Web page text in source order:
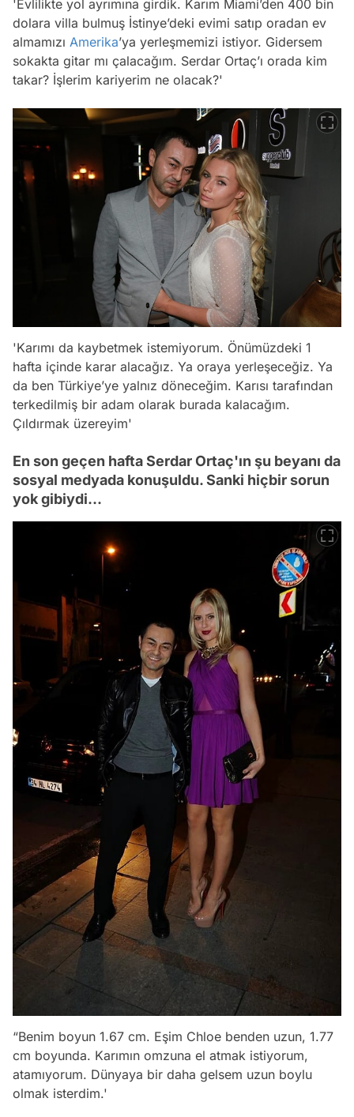
'Evlilikte yol ayrımına girdik. Karım Miami’den 400 bin
dolara villa bulmuş İstinye’deki evimi satıp oradan ev
almamızı Amerika’ya yerleşmemizi istiyor. Gidersem
sokakta gitar mı çalacağım. Serdar Ortaç’ı orada kim
takar? İşlerim kariyerim ne olacak?'
'Karımı da kaybetmek istemiyorum. Önümüzdeki 1
hafta içinde karar alacağız. Ya oraya yerleşeceğiz. Ya
da ben Türkiye’ye yalnız döneceğim. Karısı tarafından
terkedilmiş bir adam olarak burada kalacağım.
Çıldırmak üzereyim'
En son geçen hafta Serdar Ortaç'ın şu beyanı da
sosyal medyada konuşuldu. Sanki hiçbir sorun
yok gibiydi...
“Benim boyun 1.67 cm. Eşim Chloe benden uzun, 1.77
cm boyunda. Karımın omzuna el atmak istiyorum,
atamıyorum. Dünyaya bir daha gelsem uzun boylu
olmak isterdim.'